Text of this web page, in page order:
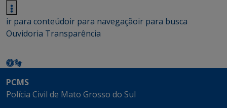
ir para conteúdoir para navegaçãoir para busca
Ouvidoria Transparência
PCMS
Polícia Civil de Mato Grosso do Sul